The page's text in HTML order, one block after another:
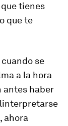
tienes
que te
se
a la hora
antes haber
ahora